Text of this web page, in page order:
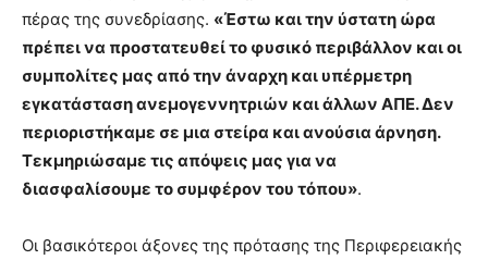
πέρας της συνεδρίασης. «Έστω και την ύστατη ώρα
πρέπει να προστατευθεί το φυσικό περιβάλλον και οι
συμπολίτες μας από την άναρχη και υπέρμετρη
εγκατάσταση ανεμογεννητριών και άλλων ΑΠΕ. Δεν
περιοριστήκαμε σε μια στείρα και ανούσια άρνηση.
Τεκμηριώσαμε τις απόψεις μας για να
διασφαλίσουμε το συμφέρον του τόπου».
Οι βασικότεροι άξονες της πρότασης της Περιφερειακής